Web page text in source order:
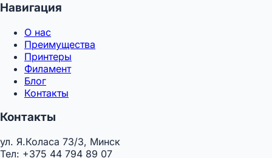
Навигация
О нас
Преимущества
Принтеры
Филамент
Блог
Контакты
Контакты
ул. Я.Коласа 73/3, Минск
Тел: +375 44 794 89 07